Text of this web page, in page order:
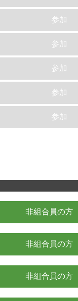
参加
参加
参加
参加
参加
非組合員の方
非組合員の方
非組合員の方